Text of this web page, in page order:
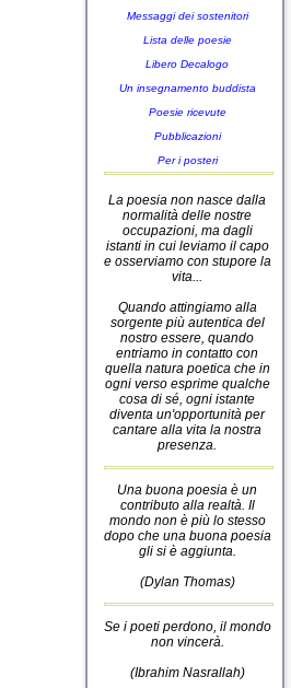
Messaggi dei sostenitori
Lista delle poesie
Libero Decalogo
Un insegnamento buddista
Poesie ricevute
Pubblicazioni
Per i posteri
La poesia non nasce dalla
normalità delle nostre
occupazioni, ma dagli
istanti in cui leviamo il capo
e osserviamo con stupore la
vita...
Quando attingiamo alla
sorgente più autentica del
nostro essere, quando
entriamo in contatto con
quella natura poetica che in
ogni verso esprime qualche
cosa di sé, ogni istante
diventa un'opportunità per
cantare alla vita la nostra
presenza.
Una buona poesia è un
contributo alla realtà. Il
mondo non è più lo stesso
dopo che una buona poesia
gli si è aggiunta.
(Dylan Thomas)
Se i poeti perdono, il mondo
non vincerà.
(Ibrahim Nasrallah)